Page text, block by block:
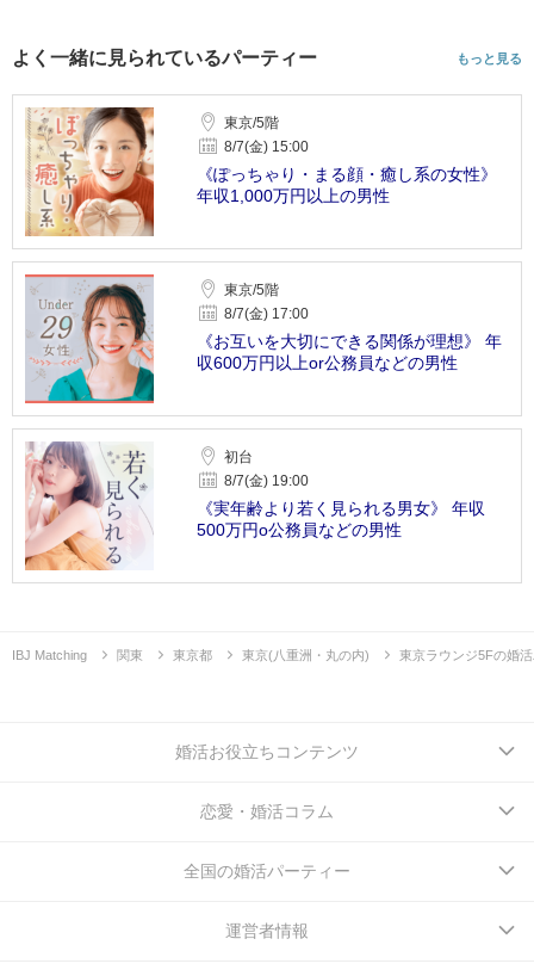
よく一緒に見られているパーティー もっと見る
東京/5階
8/7(金) 15:00
《ぽっちゃり・まる顔・癒し系の女性》
年収1,000万円以上の男性
東京/5階
8/7(金) 17:00
《お互いを大切にできる関係が理想》 年
収600万円以上or公務員などの男性
初台
8/7(金) 19:00
《実年齢より若く見られる男女》 年収
500万円o公務員などの男性
IBJ Matching 関東 東京都 東京(八重洲・丸の内) 東京ラウンジ5Fの婚
婚活お役立ちコンテンツ
恋愛・婚活コラム
全国の婚活パーティー
運営者情報